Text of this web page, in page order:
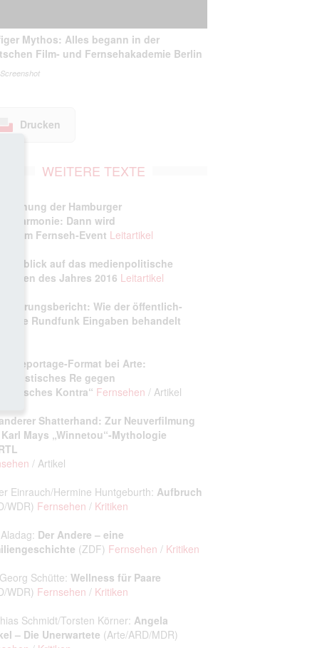
Mythos: Alles begann in der
Film- und Fernsehakademie Berlin
Drucken
WEITERE TEXTE
Eröffnung der Hamburger
Dann wird
zum Fernseh‑Event Leitartikel
Rückblick auf das medienpolitische
des Jahres 2016 Leitartikel
Erfahrungsbericht: Wie der öffentlich-
Rundfunk Eingaben behandelt
Reportage-Format bei Arte:
Re gegen
Kontra“ Fernsehen/ Artikel
Shatterhand: Zur Neuverfilmung
Mays „Winnetou“-Mythologie
/ Artikel
Einrauch/Hermine Huntgeburth: Aufbruch
WDR) Fernsehen/ Kritiken
Der Andere – eine
(ZDF) Fernsehen/ Kritiken
Schütte:Wellness für Paare
WDR) Fernsehen/ Kritiken
Schmidt/Torsten Körner: Angela
– Die Unerwartete (Arte/ARD/MDR)